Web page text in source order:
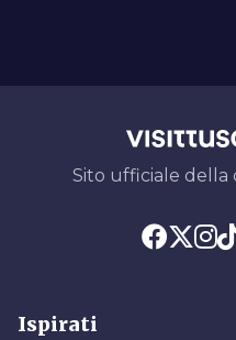
Sito ufficiale della
Ispirati